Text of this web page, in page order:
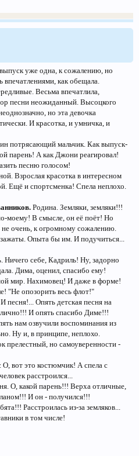
уже одна, к сожалению, но
как обещала.
Весьма впечатлила,
песни неожиданный. Высоцкого
но эта девочка
И красотка, и умничка, и
потрясающий мальчик. Как выпуск-
парень! А как Джони реагировал!
песню голосом!
Взрослая красотка в интересном
Ещё и спортсменка! Спела неплохо.
Родина. Земляки, земляки!!!
моему! В смысле, он её поёт! Но
очень, к огромному сожалению.
Опыта бы им. И подучиться...
Ничего себе, Кадриль! Ну, задорно
Дима, оценил, спасибо ему!
мир. Нахимовец! И даже в форме!
"Не опозорить весь флот!"
Опять детская песня на
И опять спасибо Диме!!!
нам озвучили воспоминания из
Ну и, в принципе, неплохо.
прелестный, но самоуверенности -
О, вот это костюмчик! А спела с
расстроился...
О, какой парень!!! Верха отличные,
И он - получился!!!
Расстроилась из-за земляков...
в том числе!